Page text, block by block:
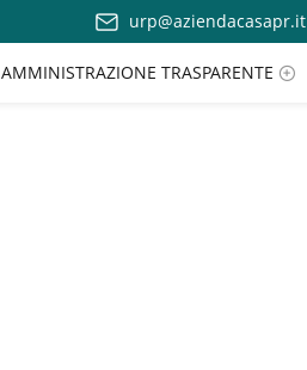
urp@aziendacasapr.it
AMMINISTRAZIONE TRASPARENTE